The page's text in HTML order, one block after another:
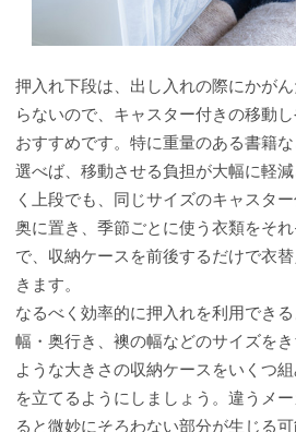
押入れ下段は、出し入れの際にかが
らないので、キャスター付きの移動
おすすめです。特に重量のある書籍
選べば、移動させる負担が大幅に軽
く上段でも、同じサイズのキャスタ
奥に置き、季節ごとに使う衣類をそ
で、収納ケースを前後するだけで衣
きます。
なるべく効率的に押入れを利用でき
幅・奥行き、襖の幅などのサイズを
ような大きさの収納ケースをいくつ
を立てるようにしましょう。違うメ
ると微妙にそろわない部分が生じる